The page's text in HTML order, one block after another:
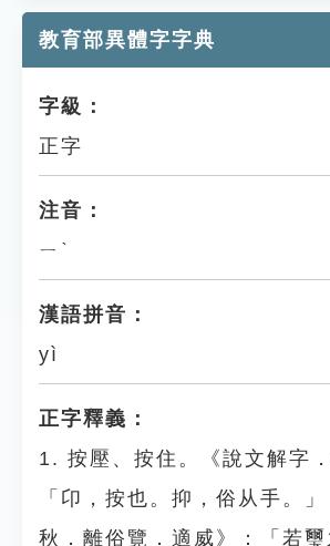
教育部異體字字典
字級：
正字
注音：
ㄧˋ
漢語拼音：
yì
正字釋義：
1. 按壓、按住。《說文解字．
「卬，按也。抑，俗从手。
秋．離俗覽．適威》：「若璽